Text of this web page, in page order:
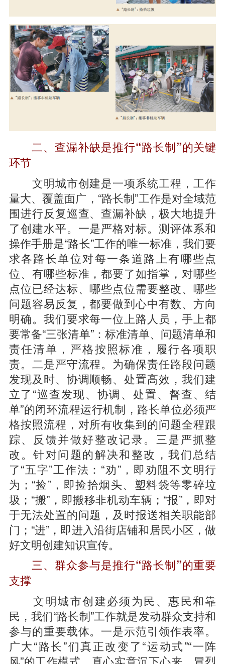
二、查漏补缺是推行“路长制”的关键
环节
文明城市创建是一项系统工程，工作
量大、覆盖面广，“路长制”工作是对全域范
围进行反复巡查、查漏补缺，极大地提升
了创建水平。一是严格对标。测评体系和
操作手册是“路长”工作的唯一标准，我们要
求各路长单位对每一条道路上有哪些点
位、有哪些标准，都要了如指掌，对哪些
点位已经达标、哪些点位需要整改、哪些
问题容易反复，都要做到心中有数、方向
明确。我们要求每一位上路人员，手上都
要常备“三张清单”：标准清单、问题清单和
责任清单，严格按照标准，履行各项职
责。二是严守流程。为确保责任路段问题
发现及时、协调顺畅、处置高效，我们建
立了“巡查发现、协调、处置、督查、结
单”的闭环流程运行机制，路长单位必须严
格按照流程，对所有收集到的问题全程跟
踪、反馈并做好整改记录。三是严抓整
改。针对问题的解决和整改，我们总结
了“五字”工作法：“劝”，即劝阻不文明行
为；“捡”，即捡拾烟头、塑料袋等零碎垃
圾；“搬”，即搬移非机动车辆；“报”，即对
于无法处置的问题，及时报送相关职能部
门；“进”，即进入沿街店铺和居民小区，做
好文明创建知识宣传。
三、群众参与是推行“路长制”的重要
支撑
文明城市创建必须为民、惠民和靠
民，我们“路长制”工作就是发动群众支持和
参与的重要载体。一是示范引领作表率。
广大“路长”们真正改变了“运动式”“一阵
风”的工作模式，真心实意沉下心来，冒烈